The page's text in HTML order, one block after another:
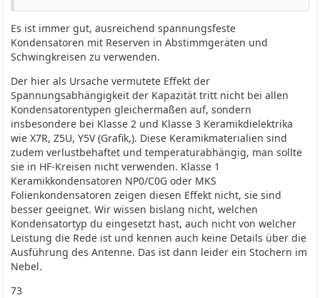
Es ist immer gut, ausreichend spannungsfeste
Kondensatoren mit Reserven in Abstimmgeräten und
Schwingkreisen zu verwenden.
Der hier als Ursache vermutete Effekt der
Spannungsabhängigkeit der Kapazität tritt nicht bei allen
Kondensatorentypen gleichermaßen auf, sondern
insbesondere bei Klasse 2 und Klasse 3 Keramikdielektrika
wie X7R, Z5U, Y5V (Grafik,). Diese Keramikmaterialien sind
zudem verlustbehaftet und temperaturabhängig, man sollte
sie in HF-Kreisen nicht verwenden. Klasse 1
Keramikkondensatoren NP0/C0G oder MKS
Folienkondensatoren zeigen diesen Effekt nicht, sie sind
besser geeignet. Wir wissen bislang nicht, welchen
Kondensatortyp du eingesetzt hast, auch nicht von welcher
Leistung die Rede ist und kennen auch keine Details über die
Ausführung des Antenne. Das ist dann leider ein Stochern im
Nebel.
73